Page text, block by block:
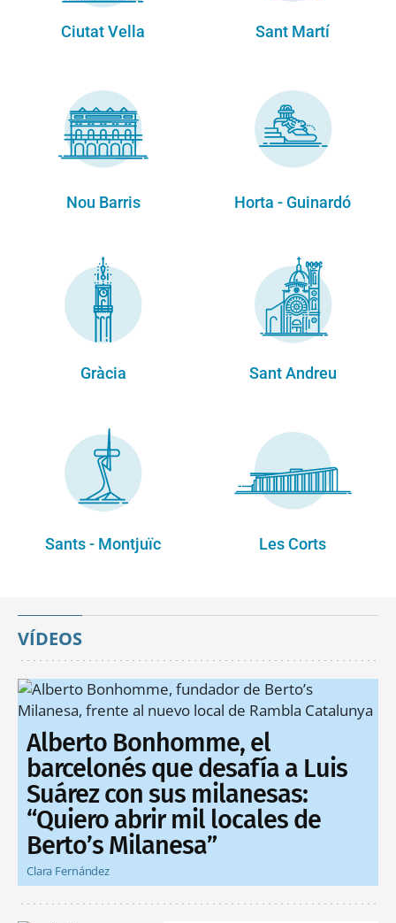
Ciutat Vella Sant Martí
Nou Barris Horta - Guinardó
Gràcia Sant Andreu
Sants - Montjuïc Les Corts
VÍDEOS
Alberto Bonhomme, el
barcelonés que desafía a Luis
Suárez con sus milanesas:
“Quiero abrir mil locales de
Berto’s Milanesa”
Clara Fernández